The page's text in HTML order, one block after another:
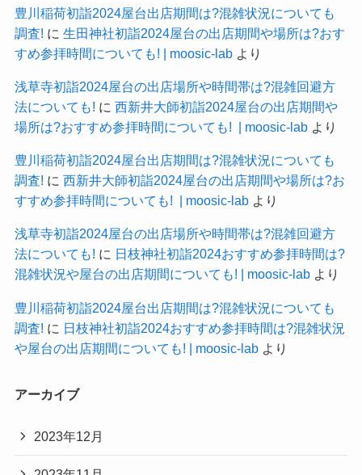
豊川稲荷初詣2024屋台出店期間は?混雑状況についても
調査! に 生田神社初詣2024屋台の出店期間や場所は?おす
すめ参拝時間についても! | moosic-labより
浅草寺初詣2024屋台の出店場所や時間帯は?混雑回避方
法についても! に 西新井大師初詣2024屋台の出店期間や
場所は?おすすめ参拝時間についても! | moosic-labより
豊川稲荷初詣2024屋台出店期間は?混雑状況についても
調査! に 西新井大師初詣2024屋台の出店期間や場所は?お
すすめ参拝時間についても! | moosic-labより
浅草寺初詣2024屋台の出店場所や時間帯は?混雑回避方
法についても! に 日枝神社初詣2024おすすめ参拝時間は?
混雑状況や屋台の出店期間についても! | moosic-labより
豊川稲荷初詣2024屋台出店期間は?混雑状況についても
調査! に 日枝神社初詣2024おすすめ参拝時間は?混雑状況
や屋台の出店期間についても! | moosic-labより
アーカイブ
2023年12月